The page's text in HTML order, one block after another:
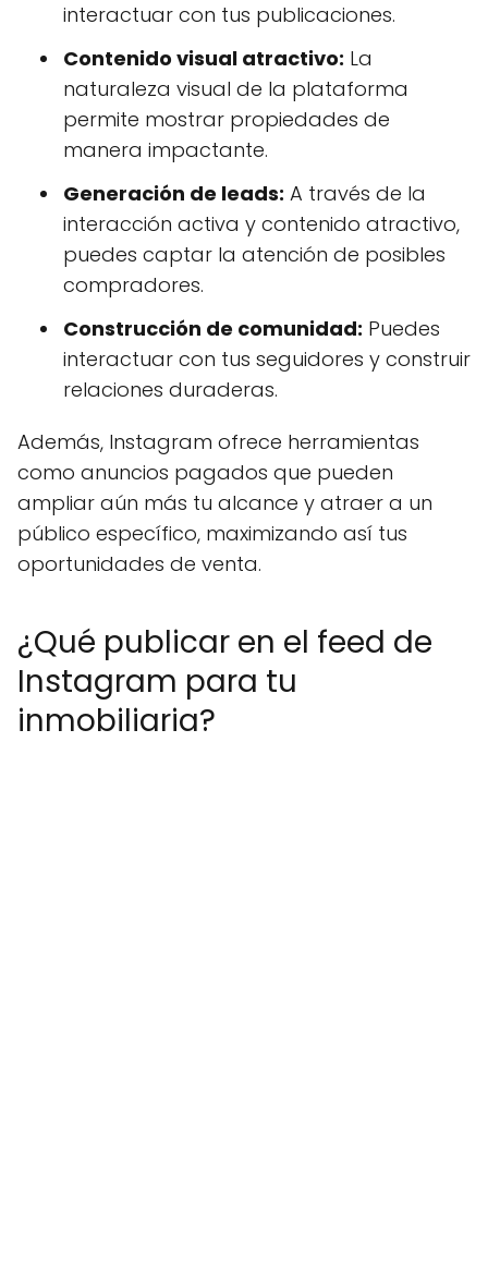
interactuar con tus publicaciones.
Contenido visual atractivo: La
naturaleza visual de la plataforma
permite mostrar propiedades de
manera impactante.
Generación de leads: A través de la
interacción activa y contenido atractivo,
puedes captar la atención de posibles
compradores.
Construcción de comunidad: Puedes
interactuar con tus seguidores y construir
relaciones duraderas.
Además, Instagram ofrece herramientas
como anuncios pagados que pueden
ampliar aún más tu alcance y atraer a un
público específico, maximizando así tus
oportunidades de venta.
¿Qué publicar en el feed de
Instagram para tu
inmobiliaria?